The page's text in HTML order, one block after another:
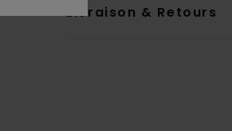
Livraison & Retours